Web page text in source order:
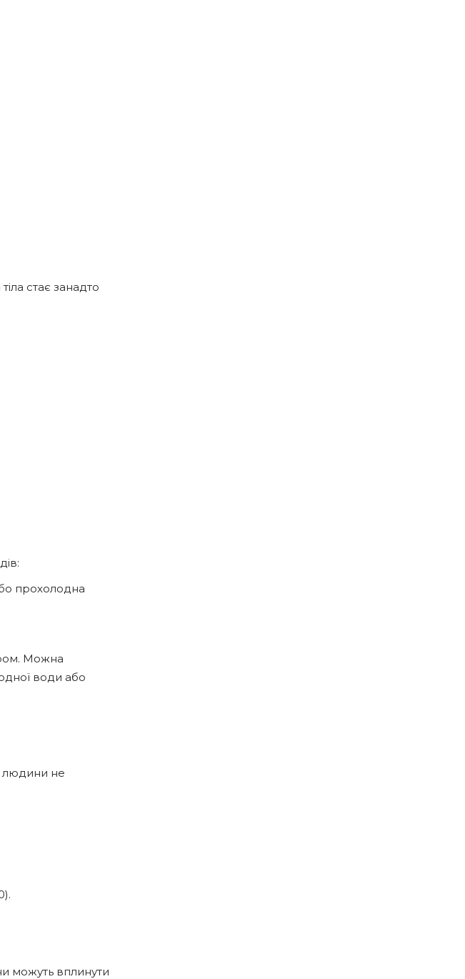
стає занадто
прохолодна
Можна
води або
людини не
можуть вплинути